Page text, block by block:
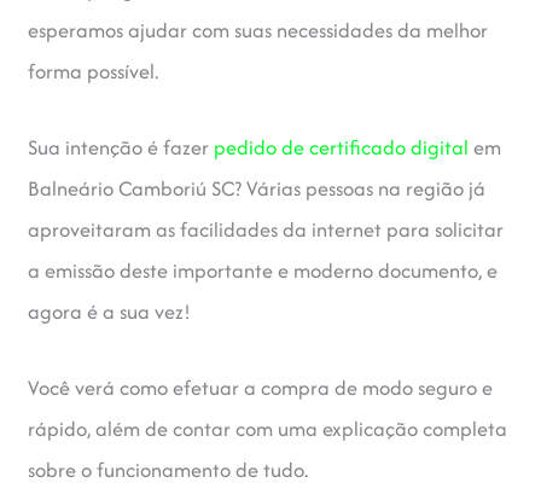
esperamos ajudar com suas necessidades da melhor
forma possível.
Sua intenção é fazer pedido de certificado digital em
Balneário Camboriú SC? Várias pessoas na região já
aproveitaram as facilidades da internet para solicitar
a emissão deste importante e moderno documento, e
agora é a sua vez!
Você verá como efetuar a compra de modo seguro e
rápido, além de contar com uma explicação completa
sobre o funcionamento de tudo.